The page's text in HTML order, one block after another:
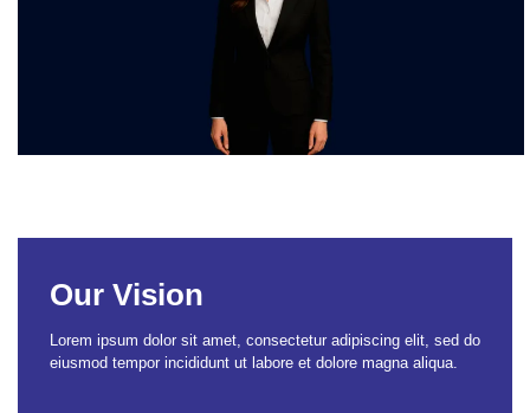
Our Vision
Lorem ipsum dolor sit amet, consectetur adipiscing elit, sed do
eiusmod tempor incididunt ut labore et dolore magna aliqua.